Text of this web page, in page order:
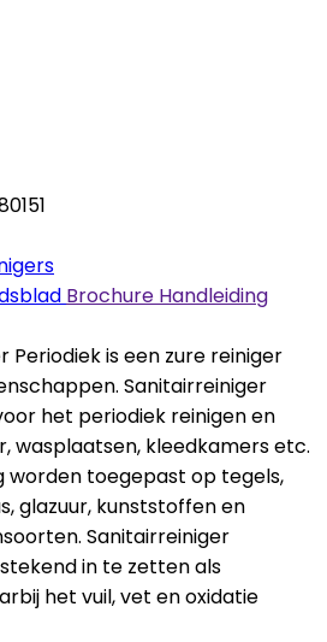
Brochure Handleiding
Periodiek is een zure reiniger
Sanitairreiniger
het periodiek reinigen en
wasplaatsen, kleedkamers etc.
worden toegepast op tegels,
glazuur, kunststoffen en
Sanitairreiniger
in te zetten als
het vuil, vet en oxidatie